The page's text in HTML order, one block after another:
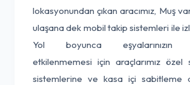
lokasyonundan çıkan aracımız, Muş
ulaşana dek mobil takip sistemleri ile
Yol boyunca eşyalarınızın
etkilenmemesi için araçlarımız özel
sistemlerine ve kasa içi sabitleme